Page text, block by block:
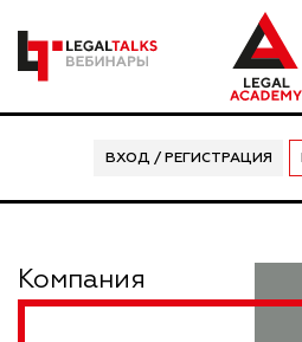
ВХОД / РЕГИСТРАЦИЯ
Компания